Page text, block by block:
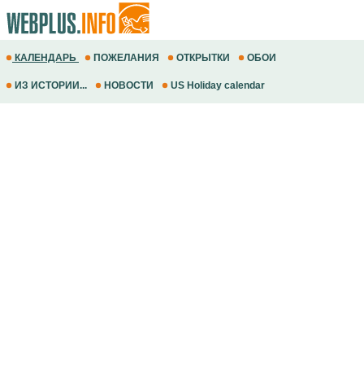
КАЛЕНДАРЬ ПОЖЕЛАНИЯ ОТКРЫТКИ ОБОИ
ИЗ ИСТОРИИ... НОВОСТИ US Holiday calendar